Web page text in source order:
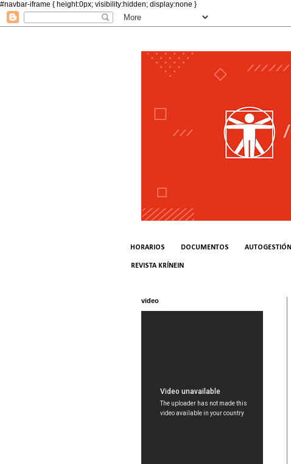
#navbar-iframe { height:0px; visibility:hidden; display:none }
HORARIOS DOCUMENTOS AUTOGESTIÓN
REVISTA KRÍNEIN
video